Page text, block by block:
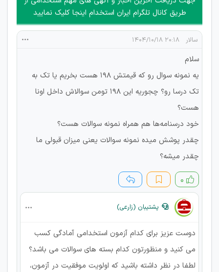
جمعی و چه فردی توسط کاربران سایت وجود ندارد.
طریق کانال تلگرام ایران استخدام اینجا کلیک نمایید
سالار ۲۰:۱۸ ۱۴۰۴/۱۰/۱۸
سلام
یه نمونه سوال رو که قیمتش ۱۹۸ هست بخریم یا تک به
تک درسا رو؟ چجوریه این ۱۹۸ تومن سوالاش داخل اونا
هست؟
خود درسنامه‌ها هم همراه نمونه سوالات هست؟
چقدر پوشش میده نمونه سوالات یعنی میزان قبولی ما
چقدر میشه؟
۰
پشتیبان (زارعی)
دوست عزیز برای کدام آزمون استخدامی آمادگی کسب
می کنید و منظورتون کدام بسته های سوالات می باشد؟
لطفا در نظر داشته باشید که اولویت موفقیت در آزمون،